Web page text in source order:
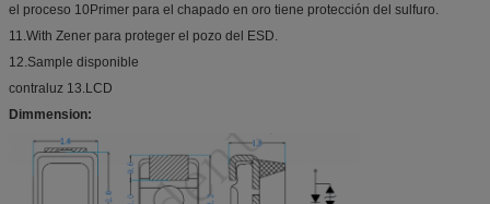
el proceso 10Primer para el chapado en oro tiene protección del sulfuro.
11.With Zener para proteger el pozo del ESD.
12.Sample disponible
contraluz 13.LCD
Dimmension: